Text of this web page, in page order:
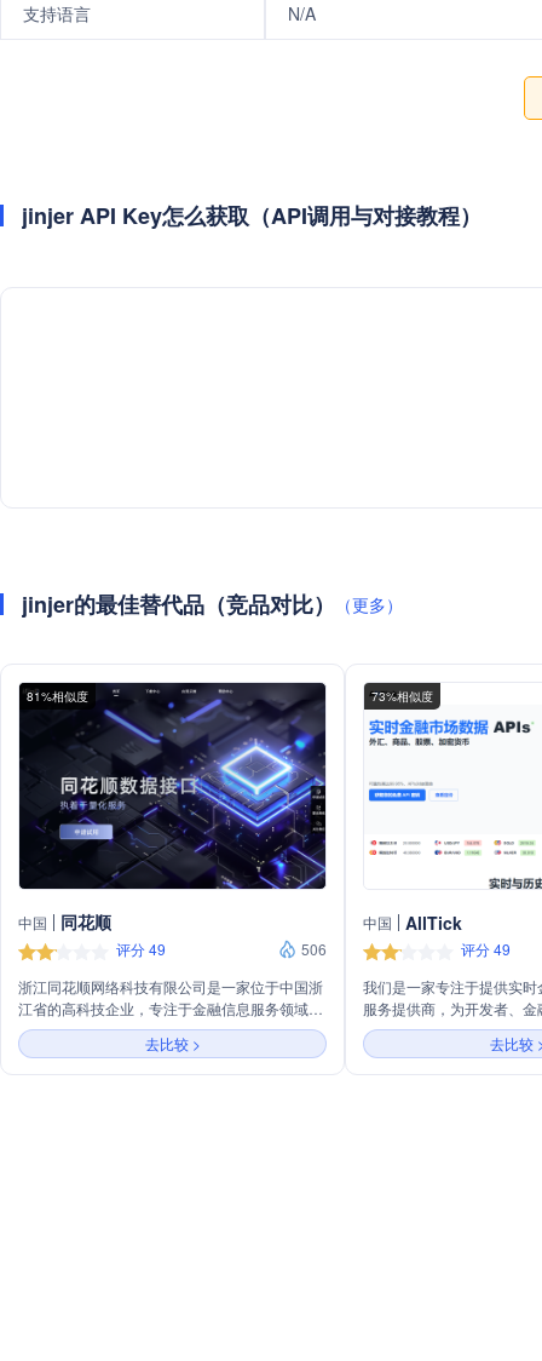
支持语言 N/A
jinjer API Key怎么获取（API调用与对接教程）
jinjer的最佳替代品（竞品对比） （更多）
81%相似度
中国 同花顺
评分 49
506
浙江同花顺网络科技有限公司是一家位于中国浙
江省的高科技企业，专注于金融信息服务领域。
公司以创新技术为驱动，提供包括证券、期货、
外汇等金融市场的数据分析、交易系统和投资工
具。同花顺致力于通过其平台和软件，为投资者
去比较 >
73%相似度
中国 AllTick
评分 49
我们是一家专注于提供实
服务提供商，为开发者、
者、基金公司、交易所、
究机构等提供准确、实时
服务涵盖了外汇、股票、
去比较